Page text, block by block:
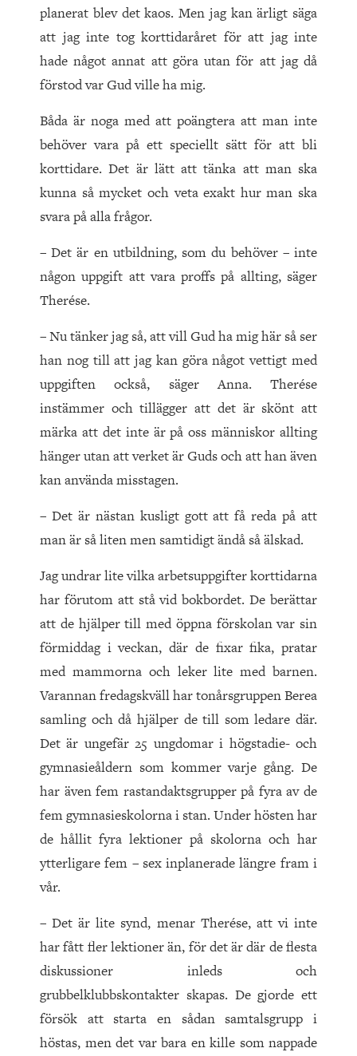
planerat blev det kaos. Men jag kan ärligt säga
att jag inte tog korttidaråret för att jag inte
hade något annat att göra utan för att jag då
förstod var Gud ville ha mig.
Båda är noga med att poängtera att man inte
behöver vara på ett speciellt sätt för att bli
korttidare. Det är lätt att tänka att man ska
kunna så mycket och veta exakt hur man ska
svara på alla frågor.
– Det är en utbildning, som du behöver – inte
någon uppgift att vara proffs på allting, säger
Therése.
– Nu tänker jag så, att vill Gud ha mig här så ser
han nog till att jag kan göra något vettigt med
uppgiften också, säger Anna. Therése
instämmer och tillägger att det är skönt att
märka att det inte är på oss människor allting
hänger utan att verket är Guds och att han även
kan använda misstagen.
– Det är nästan kusligt gott att få reda på att
man är så liten men samtidigt ändå så älskad.
Jag undrar lite vilka arbetsuppgifter korttidarna
har förutom att stå vid bokbordet. De berättar
att de hjälper till med öppna förskolan var sin
förmiddag i veckan, där de fixar fika, pratar
med mammorna och leker lite med barnen.
Varannan fredagskväll har tonårsgruppen Berea
samling och då hjälper de till som ledare där.
Det är ungefär 25 ungdomar i högstadie- och
gymnasieåldern som kommer varje gång. De
har även fem rastandaktsgrupper på fyra av de
fem gymnasieskolorna i stan. Under hösten har
de hållit fyra lektioner på skolorna och har
ytterligare fem – sex inplanerade längre fram i
vår.
– Det är lite synd, menar Therése, att vi inte
har fått fler lektioner än, för det är där de flesta
diskussioner inleds och
grubbelklubbskontakter skapas. De gjorde ett
försök att starta en sådan samtalsgrupp i
höstas, men det var bara en kille som nappade